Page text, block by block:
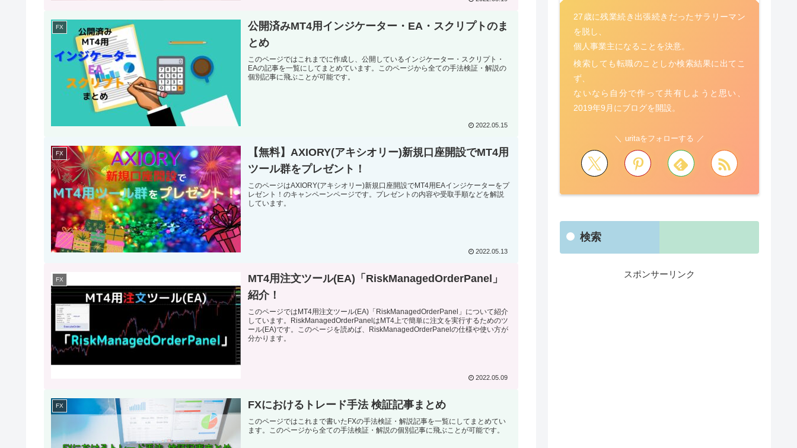
FX
公開済みMT4用インジケーター・EA・スクリプトのま
とめ
このページではこれまでに作成し、公開しているインジケーター・スクリプト・
EAの記事を一覧にしてまとめています。このページから全ての手法検証・解説の
個別記事に飛ぶことが可能です。
2022.05.15
FX
【無料】AXIORY(アキシオリー)新規口座開設でMT4用
ツール群をプレゼント！
このページはAXIORY(アキシオリー)新規口座開設でMT4用EAインジケーターをプ
レゼント！のキャンペーンページです。プレゼントの内容や受取手順などを解説
しています。
2022.05.13
FX
MT4用注文ツール(EA)「RiskManagedOrderPanel」
紹介！
このページではMT4用注文ツール(EA)「RiskManagedOrderPanel」について紹介
しています。RiskManagedOrderPanelはMT4上で簡単に注文を実行するためのツ
ール(EA)です。このページを読めば、RiskManagedOrderPanelの仕様や使い方が
分かります。
2022.05.09
FX FXにおけるトレード手法 検証記事まとめ
このページではこれまで書いたFXの手法検証・解説記事を一覧にしてまとめてい
ます。このページから全ての手法検証・解説の個別記事に飛ぶことが可能です。
27歳に残業続き出張続きだったサラリーマン
を脱し、
個人事業主になることを決意。
検索しても転職のことしか検索結果に出てこ
ず、
ないなら自分で作って共有しようと思い、
2019年9月にブログを開設。
uritaをフォローする
検索
スポンサーリンク